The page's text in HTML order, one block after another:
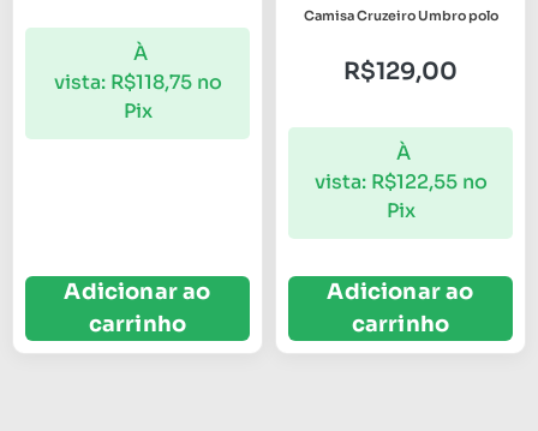
À
vista: R$118,75 no
Pix
Adicionar ao
carrinho
Camisa Cruzeiro Umbro polo
R$129,00
À
vista: R$122,55 no
Pix
Adicionar ao
carrinho